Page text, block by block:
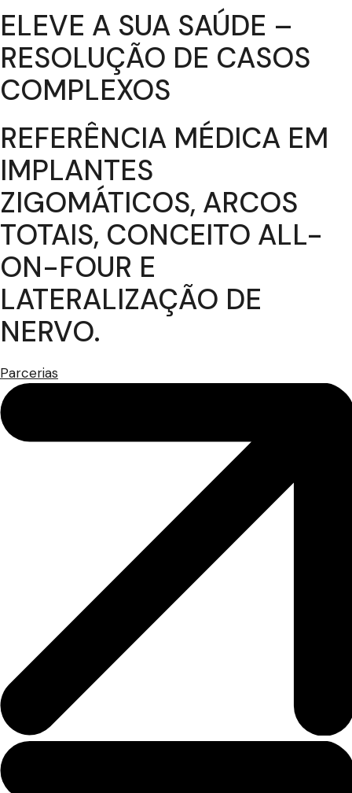
ELEVE A SUA SAÚDE –
RESOLUÇÃO DE CASOS
COMPLEXOS
REFERÊNCIA MÉDICA EM
IMPLANTES
ZIGOMÁTICOS, ARCOS
TOTAIS, CONCEITO ALL-
ON-FOUR E
LATERALIZAÇÃO DE
NERVO.
Parcerias